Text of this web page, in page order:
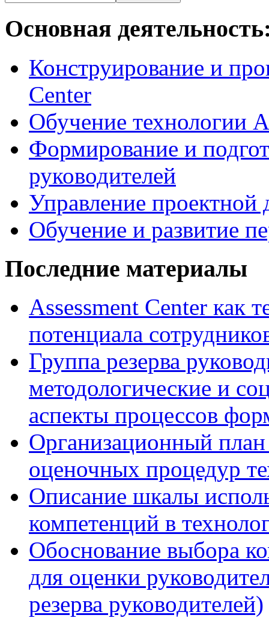
Основная
Конструирование и
Center
Обучение технологии
Формирование и
руководителей
Управление проектной
Обучение и развитие
Последние материалы
Assessment Center как
потенциала
Группа резерва
методологические и
аспекты процессов
Организационный
оценочных процедур
Описание шкалы
компетенций в
Обоснование выбора
для оценки
резерва руководителей)